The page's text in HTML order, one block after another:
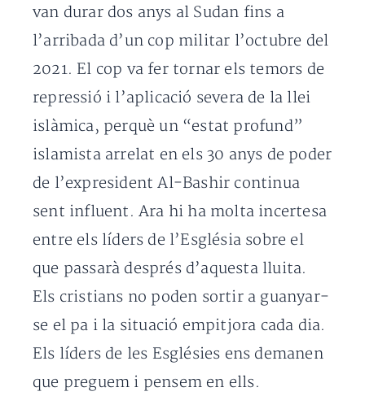
van durar dos anys al Sudan fins a
l’arribada d’un cop militar l’octubre del
2021. El cop va fer tornar els temors de
repressió i l’aplicació severa de la llei
islàmica, perquè un “estat profund”
islamista arrelat en els 30 anys de poder
de l’expresident Al-Bashir continua
sent influent. Ara hi ha molta incertesa
entre els líders de l’Església sobre el
que passarà després d’aquesta lluita.
Els cristians no poden sortir a guanyar-
se el pa i la situació empitjora cada dia.
Els líders de les Esglésies ens demanen
que preguem i pensem en ells.